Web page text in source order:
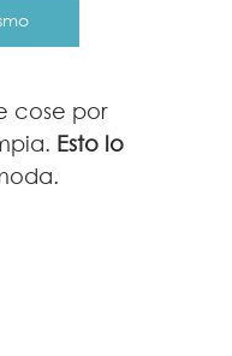
cose por
Esto lo